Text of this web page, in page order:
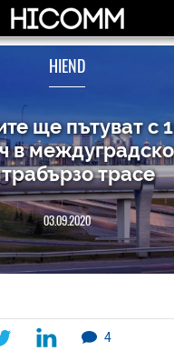
HIEND
ще пътуват с
в междуградско
трасе
03.09.2020
4